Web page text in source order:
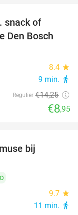
snack of
Den Bosch
8.4 star
9 min. directions_walk
Regulier €14,25
€8,95
bij
9.7 star
11 min. directions_walk